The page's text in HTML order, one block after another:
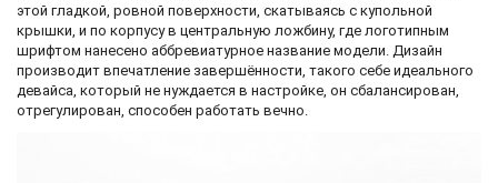
этой гладкой, ровной поверхности, скатываясь с купольной
крышки, и по корпусу в центральную ложбину, где логотипным
шрифтом нанесено аббревиатурное название модели. Дизайн
производит впечатление завершённости, такого себе идеального
девайса, который не нуждается в настройке, он сбалансирован,
отрегулирован, способен работать вечно.